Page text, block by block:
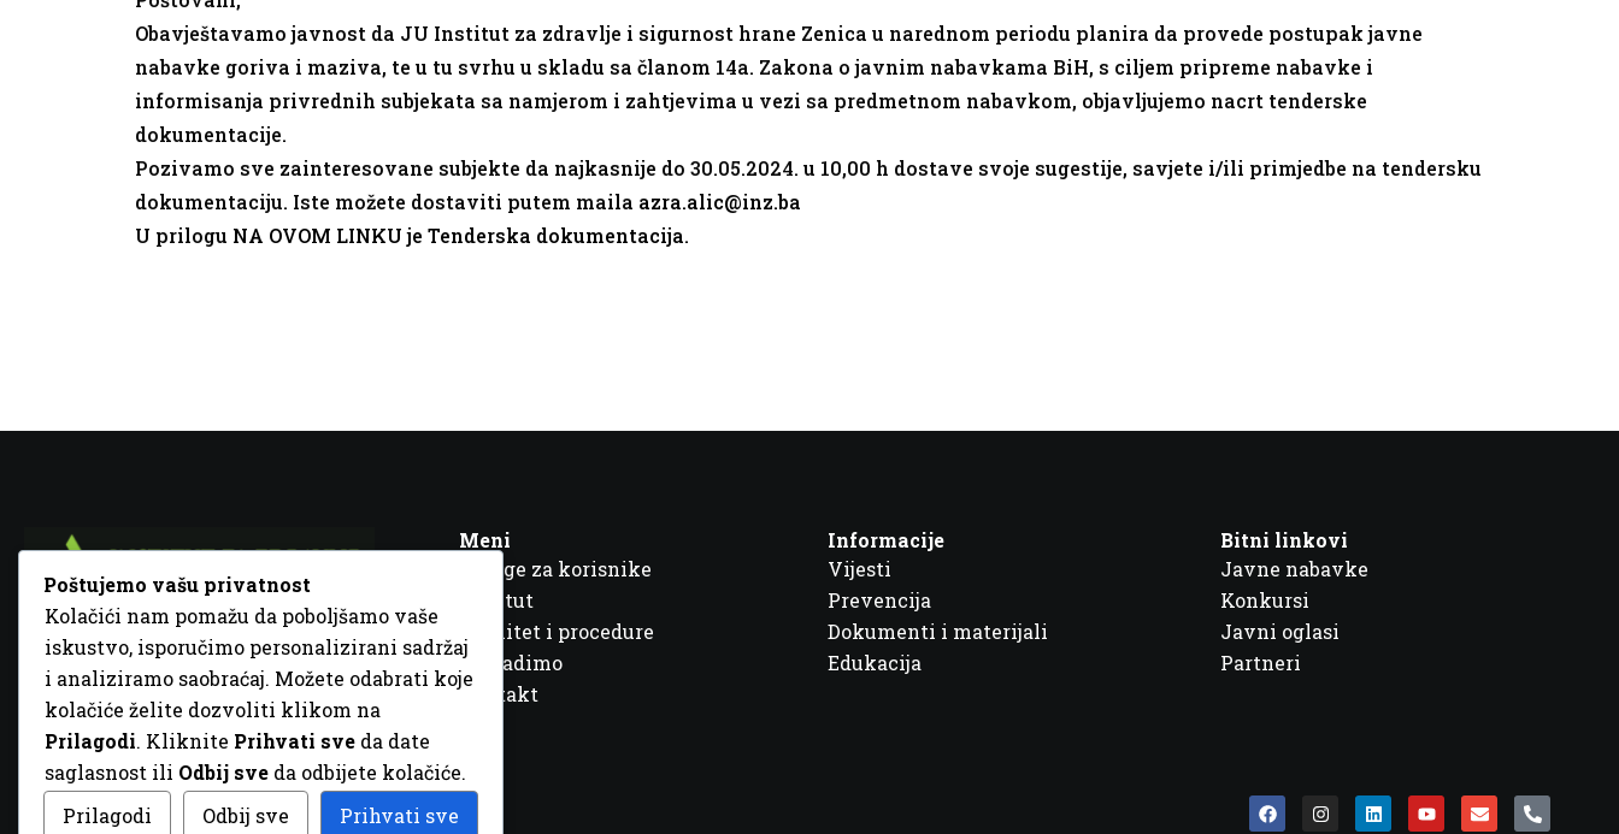
Obavještavamo javnost da JU Institut za zdravlje i sigurnost hrane Zenica u narednom periodu planira da provede postupak javne
nabavke goriva i maziva, te u tu svrhu u skladu sa članom 14a. Zakona o javnim nabavkama BiH, s ciljem pripreme nabavke i
informisanja privrednih subjekata sa namjerom i zahtjevima u vezi sa predmetnom nabavkom, objavljujemo nacrt tenderske
dokumentacije.
Pozivamo sve zainteresovane subjekte da najkasnije do 30.05.2024. u 10,00 h dostave svoje sugestije, savjete i/ili primjedbe na tendersku
dokumentaciju. Iste možete dostaviti putem maila azra.alic@inz.ba
U prilogu NA OVOM LINKU je Tenderska dokumentacija.
Fra Ivana Jukića br. 2, 72000 Zenica, BiH
+387 32 448 001
info@inz.ba
http://www.inz.ba
Meni
Usluge za korisnike
Institut
Kvalitet i procedure
Šta radimo
Kontakt
Informacije
Vijesti
Prevencija
Dokumenti i materijali
Edukacija
Bitni linkovi
Javne nabavke
Konkursi
Javni oglasi
Partneri
© 2026 Sva prava zadržana. DizajnGordonDM
Poštujemo vašu privatnost
Kolačići nam pomažu da poboljšamo vaše
iskustvo, isporučimo personalizirani sadržaj
i analiziramo saobraćaj. Možete odabrati koje
kolačiće želite dozvoliti klikom na
Prilagodi. Kliknite Prihvati sve da date
saglasnost ili Odbij sve da odbijete kolačiće.
Prilagodi
Odbij sve Prihvati sve